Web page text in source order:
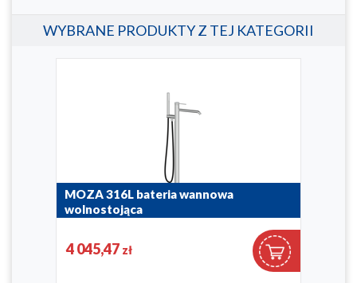
823-
WYBRANE PRODUKTY Z TEJ KATEGORII
MOZA 316L bateria wannowa
wolnostojąca
4 045,47 zł